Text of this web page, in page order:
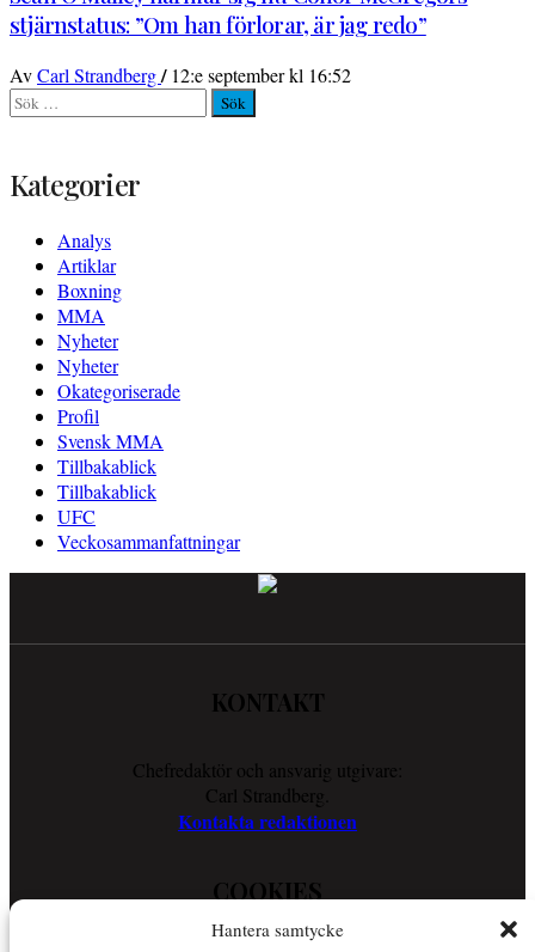
Hantera samtycke
stjärnstatus: ”Om han förlorar, är jag redo”
AvCarl Strandberg/ 12:e september kl 16:52
Sök
efter:
Kategorier
Analys
Artiklar
Boxning
MMA
Nyheter
Nyheter
Okategoriserade
Profil
Svensk MMA
Tillbakablick
Tillbakablick
UFC
Veckosammanfattningar
KONTAKT
Chefredaktör och ansvarig utgivare:
Carl Strandberg.
Kontakta redaktionen
COOKIES